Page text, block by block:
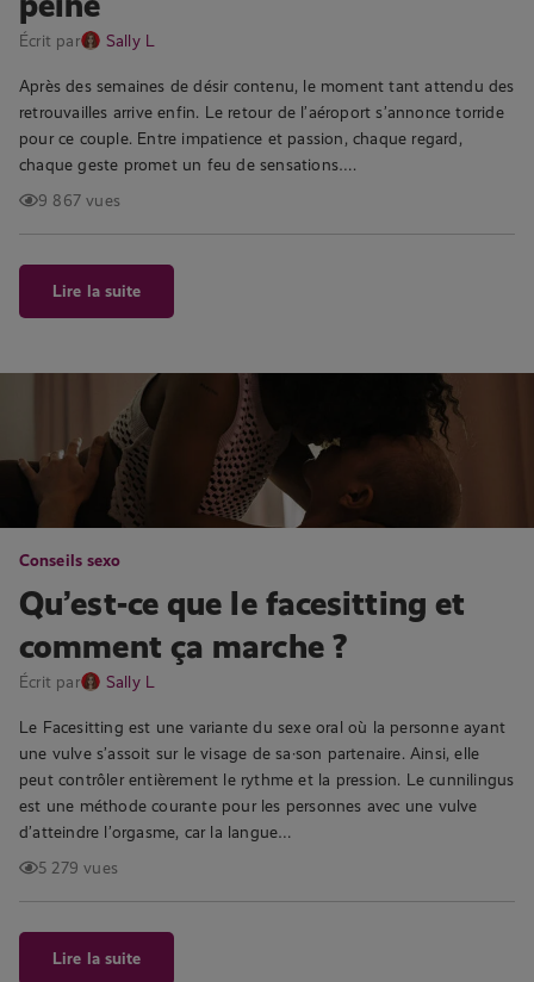
Écrit par Sally L
Après des semaines de désir contenu, le moment tant attendu des
retrouvailles arrive enfin. Le retour de l’aéroport s’annonce torride
pour ce couple. Entre impatience et passion, chaque regard,
chaque geste promet un feu de sensations….
9 867 vues
Lire la suite
Conseils sexo
Qu’est-ce que le facesitting et
comment ça marche ?
Écrit par Sally L
Le Facesitting est une variante du sexe oral où la personne ayant
une vulve s’assoit sur le visage de sa·son partenaire. Ainsi, elle
peut contrôler entièrement le rythme et la pression. Le cunnilingus
est une méthode courante pour les personnes avec une vulve
d’atteindre l’orgasme, car la langue…
5 279 vues
Lire la suite